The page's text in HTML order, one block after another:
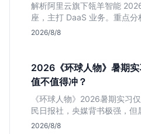
解析阿里云旗下瓴羊智能
座，主打 DaaS 业务。重点分
岗的硬性要求，评估 B 端数据
2026/8/8
2026《环球人物》暑期
值不值得冲？
《环球人物》2026暑期实习
民日报社，央媒背书极强，但
适合追求高含金量简历、能接
2026/8/8